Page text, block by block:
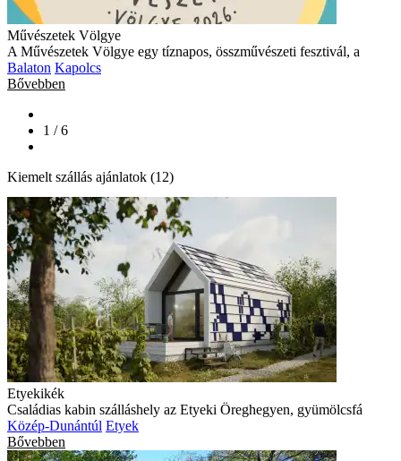
Művészetek Völgye
A Művészetek Völgye egy tíznapos, összművészeti fesztivál, a
Balaton Kapolcs
Bővebben
1 / 6
Kiemelt szállás ajánlatok (12)
Etyekikék
Családias kabin szálláshely az Etyeki Öreghegyen, gyümölcsfá
Közép-Dunántúl Etyek
Bővebben